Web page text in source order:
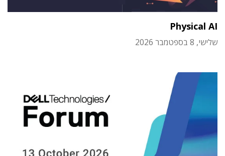
Physical AI
שלישי, 8 בספטמבר 2026